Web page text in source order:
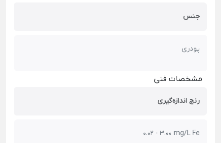
جنس
پودری
مشخصات فنی
رنج اندازه‌گیری
0.02 - 3.00 mg/L Fe